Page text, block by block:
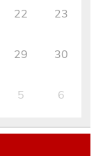
22 23
29 30
5 6